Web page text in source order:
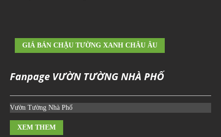
GIÁ BÁN CHẬU TƯỜNG XANH CHÂU ÂU
Fanpage VƯỜN TƯỜNG NHÀ PHỐ
Vườn Tường Nhà Phố
XEM THEM